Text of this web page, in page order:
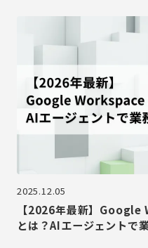
2025.12.05
【2026年最新】
とは？AIエージェントで